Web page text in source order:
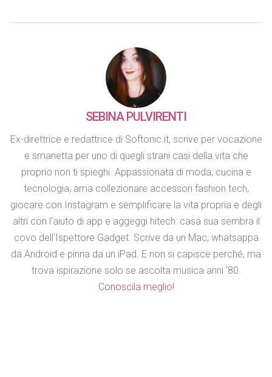
SEBINA PULVIRENTI
Ex-direttrice e redattrice di Softonic.it, scrive per vocazione
e smanetta per uno di quegli strani casi della vita che
proprio non ti spieghi. Appassionata di moda, cucina e
tecnologia, ama collezionare accessori fashion tech,
giocare con Instagram e semplificare la vita propria e degli
altri con l'aiuto di app e aggeggi hitech: casa sua sembra il
covo dell'Ispettore Gadget. Scrive da un Mac, whatsappa
da Android e pinna da un iPad. E non si capisce perché, ma
trova ispirazione solo se ascolta musica anni '80.
Conoscila meglio!